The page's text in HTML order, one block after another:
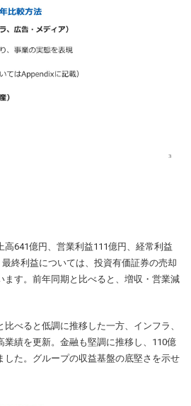
高641億円、営業利益111億円、経常利益
終利益については、投資有価証券の売却
ます。前年同期と比べると、増収・営業減
べると低調に推移した一方、インフラ、
業績を更新。金融も堅調に推移し、110億
した。グループの収益基盤の底堅さを示せ